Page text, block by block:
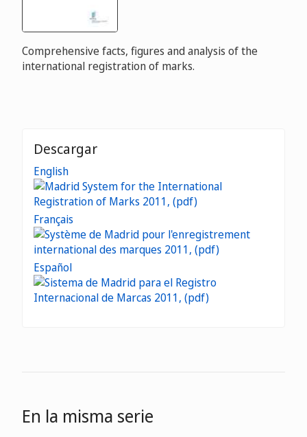
Comprehensive facts, figures and analysis of the
international registration of marks.
Descargar
English
Français
Español
En la misma serie